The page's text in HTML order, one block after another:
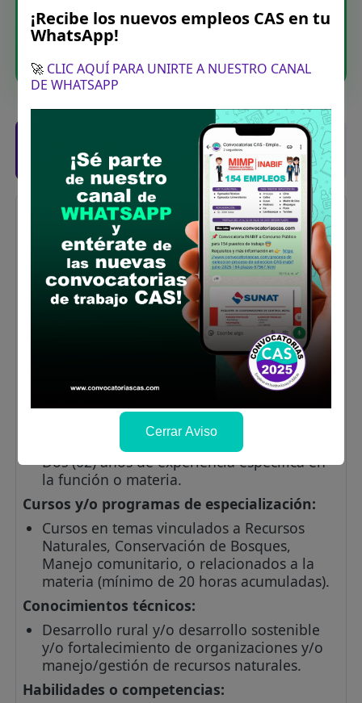
Posiciones solicitadas y links de las
bases
TÉCNICO DE CAMPO PARA EL ÁMBITO
DEL AREA ZONAL JUNÍN
Vacantes: 1
Profesiones/Oficios:Bachiller y/o Titulado
técnico en Ciencias Agropecuarias, Ciencias
Agrarias o afines a la formación.
Tres (03) años.
Experiencia Especifica:
Experiencia Especifica requerido para el
cargo estructural y/o puesto en la función o
la materia en el sector público y/o privado:
Dos (02) años de experiencia específica en
la función o materia.
Cursos y/o programas de especialización:
Cursos en temas vinculados a Recursos
Naturales, Conservación de Bosques,
Manejo comunitario, o relacionados a la
materia (mínimo de 20 horas acumuladas).
Conocimientos técnicos:
Desarrollo rural y/o desarrollo sostenible
y/o fortalecimiento de organizaciones y/o
manejo/gestión de recursos naturales.
Habilidades o competencias:
¡Recibe los nuevos empleos CAS en tu
WhatsApp!
🚀 CLIC AQUÍ PARA UNIRTE A NUESTRO CANAL
DE WHATSAPP
Cerrar Aviso